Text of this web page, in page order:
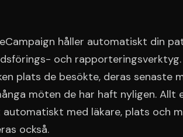
håller automatiskt din
och
plats de besökte, deras senaste
möten de har haft nyligen. Allt
med läkare, plats och
också.